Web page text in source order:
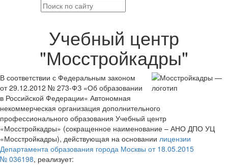
Учебный центр
"Мосстройкадры"
В соответствии с Федеральным законом
от 29.12.2012 № 273-ФЗ «Об образовании
в Российской Федерации» Автономная
некоммерческая организация дополнительного
профессионального образования Учебный центр
«Мосстройкадры» (сокращенное наименование – АНО ДПО УЦ
«Мосстройкадры), действующая на основании лицензии
Департамента образования города Москвы от 18.05.2015
№ 036198, реализует: